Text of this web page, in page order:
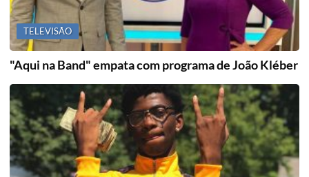
TELEVISÃO
"Aqui na Band" empata com programa de João Kléber